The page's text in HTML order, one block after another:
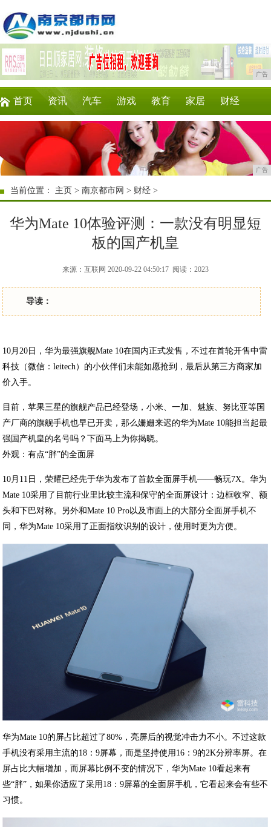
广告
首页 资讯 汽车 游戏 教育 家居 财经
时尚 企业 商讯 微商 消费
广告
当前位置： 主页 >南京都市网 > 财经 >
华为Mate 10体验评测：一款没有明显短
板的国产机皇
来源：互联网 2020-09-22 04:50:17 阅读：2023
导读：
10月20日，华为最强旗舰Mate 10在国内正式发售，不过在首轮开售中雷
科技（微信：leitech）的小伙伴们未能如愿抢到，最后从第三方商家加
价入手。
目前，苹果三星的旗舰产品已经登场，小米、一加、魅族、努比亚等国
产厂商的旗舰手机也早已开卖，那么姗姗来迟的华为Mate 10能担当起最
强国产机皇的名号吗？下面马上为你揭晓。
外观：有点“胖”的全面屏
10月11日，荣耀已经先于华为发布了首款全面屏手机——畅玩7X。华为
Mate 10采用了目前行业里比较主流和保守的全面屏设计：边框收窄、额
头和下巴对称。另外和Mate 10 Pro以及市面上的大部分全面屏手机不
同，华为Mate 10采用了正面指纹识别的设计，使用时更为方便。
华为Mate 10的屏占比超过了80%，亮屏后的视觉冲击力不小。不过这款
手机没有采用主流的18：9屏幕，而是坚持使用16：9的2K分辨率屏。在
屏占比大幅增加，而屏幕比例不变的情况下，华为Mate 10看起来有
些“胖”，如果你适应了采用18：9屏幕的全面屏手机，它看起来会有些不
习惯。